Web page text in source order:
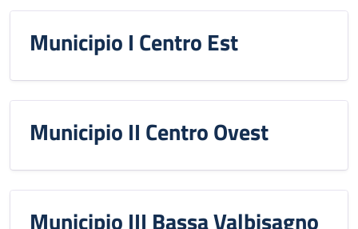
Municipio I Centro Est
Municipio II Centro Ovest
Municipio III Bassa Valbisagno